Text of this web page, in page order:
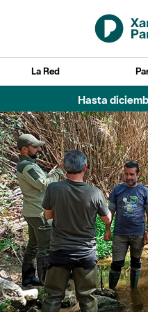
Saltar al contenido principal
La Red
Hasta